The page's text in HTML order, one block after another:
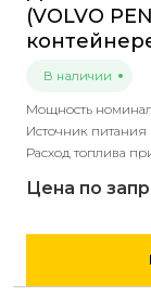
(VOLVO
В наличии
Мощность
Источник питания
Расход топлива
Цена по